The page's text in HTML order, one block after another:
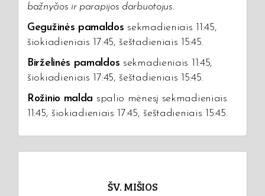
bažnyčios ir parapijos darbuotojus.
Gegužinės pamaldos sekmadieniais 11:45,
šiokiadieniais 17:45, šeštadieniais 15:45.
Birželinės pamaldos sekmadieniais 11:45,
šiokiadieniais 17:45, šeštadieniais 15:45.
Rožinio malda spalio mėnesį sekmadieniais
11:45, šiokiadieniais 17:45, šeštadieniais 15:45.
ŠV. MIŠIOS